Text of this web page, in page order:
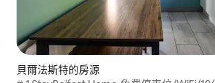
貝爾法斯特的房源